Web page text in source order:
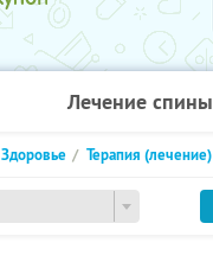
Лечение спины
Здоровье Терапия (лечение)